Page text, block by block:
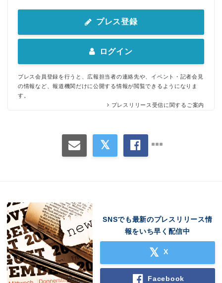
プレス登録
ログイン
プレス会員登録を行うと、広報担当者の連絡先や、イベント・記者会見
の情報など、報道機関だけに公開する情報が閲覧できるようになりま
す。
プレスリリース受信に関するご案内
SNSでも最新のプレスリリース情
報をいち早く配信中
X
Facebook